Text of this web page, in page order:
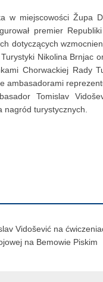
w miejscowości Župa
premier
dotyczących
Nikolina Brnjac
Chorwackiej Rady
ambasadorami
Tomislav
nagród turystycznych.
Vidošević na
na Bemowie Piskim